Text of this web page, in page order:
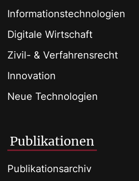
Informationstechnologien
Digitale Wirtschaft
Zivil- & Verfahrensrecht
Innovation
Neue Technologien
Publikationen
Publikationsarchiv